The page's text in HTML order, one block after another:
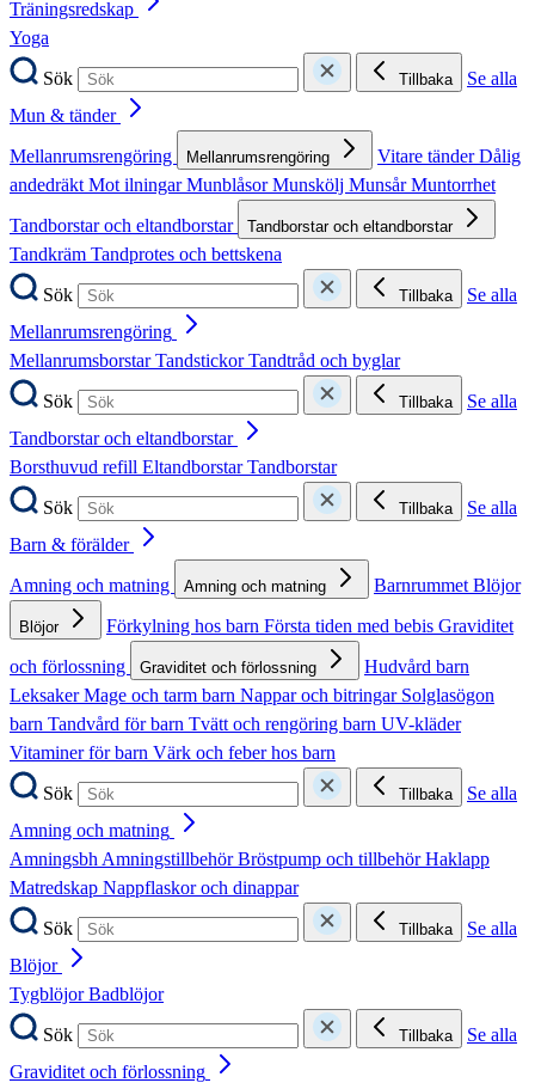
Träningsredskap
Yoga
Sök
Tillbaka
Se alla
Mun & tänder
Mellanrumsrengöring
Mellanrumsrengöring Vitare tänderDålig
andedräktMot ilningarMunblåsorMunskölj MunsårMuntorrhet
Tandborstar och eltandborstar
Tandborstar och eltandborstar
Tandkräm Tandprotes och bettskena
Sök
Tillbaka
Se alla
Mellanrumsrengöring
MellanrumsborstarTandstickorTandtråd och byglar
Sök
Tillbaka
Se alla
Tandborstar och eltandborstar
Borsthuvud refill EltandborstarTandborstar
Sök
Tillbaka
Se alla
Barn & förälder
Amning och matning
Amning och matning BarnrummetBlöjor
Blöjor Förkylning hos barn Första tiden med bebis Graviditet
och förlossning
Graviditet och förlossning
Hudvård barn
LeksakerMage och tarm barn Nappar och bitringar Solglasögon
barn Tandvård för barn Tvätt och rengöring barn UV-kläder
Vitaminer för barn Värk och feber hos barn
Sök
Tillbaka
Se alla
Amning och matning
AmningsbhAmningstillbehörBröstpump och tillbehörHaklapp
Matredskap Nappflaskor och dinappar
Sök
Tillbaka
Se alla
Blöjor
TygblöjorBadblöjor
Sök
Tillbaka
Se alla
Graviditet och förlossning